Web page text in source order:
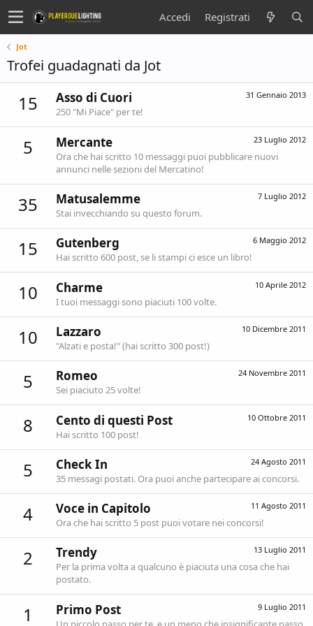
Accedi Registrati
Jot
Trofei guadagnati da Jot
15 31 Gennaio 2013
Asso di Cuori
250 "Mi Piace" per te!
5 23 Luglio 2012
Mercante
Ora che hai scritto 10 messaggi puoi pubblicare nuovi
annunci nelle sezioni del Mercatino!
35 7 Luglio 2012
Matusalemme
Stai invecchiando su questo forum.
15 6 Maggio 2012
Gutenberg
Hai scritto 600 post, se li stampi ci esce un libro!
10 10 Aprile 2012
Charme
I tuoi messaggi sono piaciuti 100 volte.
10 10 Dicembre 2011
Lazzaro
"Alzati e posta!" (hai scritto 300 post!)
5 24 Novembre 2011
Romeo
Sei piaciuto 25 volte!
8 10 Ottobre 2011
Cento di questi Post
Hai scritto 100 post!
5 24 Agosto 2011
Check In
35 messagi postati. Ora puoi anche partecipare ai concorsi.
4 11 Agosto 2011
Voce in Capitolo
Ora che hai scritto 5 post puoi votare nei concorsi!
2 13 Luglio 2011
Trendy
Per la prima volta a qualcuno è piaciuta una cosa che hai
postato.
1 9 Luglio 2011
Primo Post